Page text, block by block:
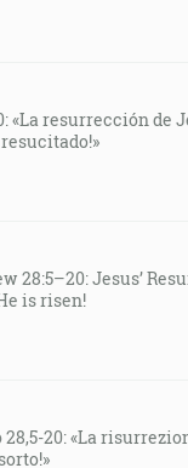
«La resurrección de
28:5–20: Jesus’
is risen!
28,5-20: «La